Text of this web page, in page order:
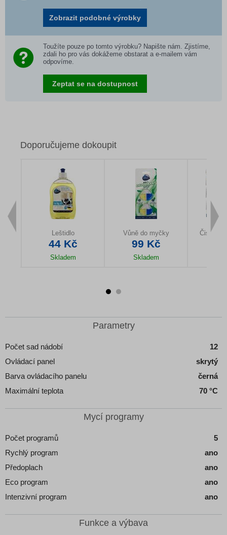
Zobrazit podobné výrobky
Toužíte pouze po tomto výrobku? Napište nám. Zjistíme,
zdali ho pro vás dokážeme obstarat a e-mailem vám
odpovíme.
Zeptat se na dostupnost
Doporučujeme dokoupit
Leštidlo
44 Kč
Skladem
Vůně do myčky
99 Kč
Skladem
Čistič s
Parametry
Počet sad nádobí
12
Ovládací panel
skrytý
Barva ovládacího panelu
černá
Maximální teplota
70 °C
Mycí programy
Počet programů
5
Rychlý program
ano
Předoplach
ano
Eco program
ano
Intenzivní program
ano
Funkce a výbava